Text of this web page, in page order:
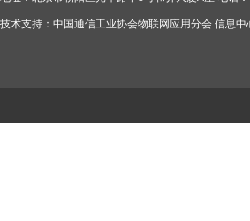
技术支持：中国通信工业协会物联网应用分会 信息中